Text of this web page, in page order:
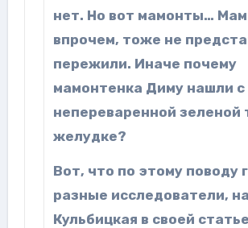
нет. Но вот мамонты…
впрочем, тоже не
пережили. Иначе почему
мамонтенка Диму нашли с
непереваренной зеленой
желудке?
Вот, что по этому поводу
разные исследователи,
Кульбицкая в своей